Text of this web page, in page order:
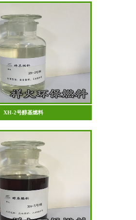
XH-2号醇基燃料